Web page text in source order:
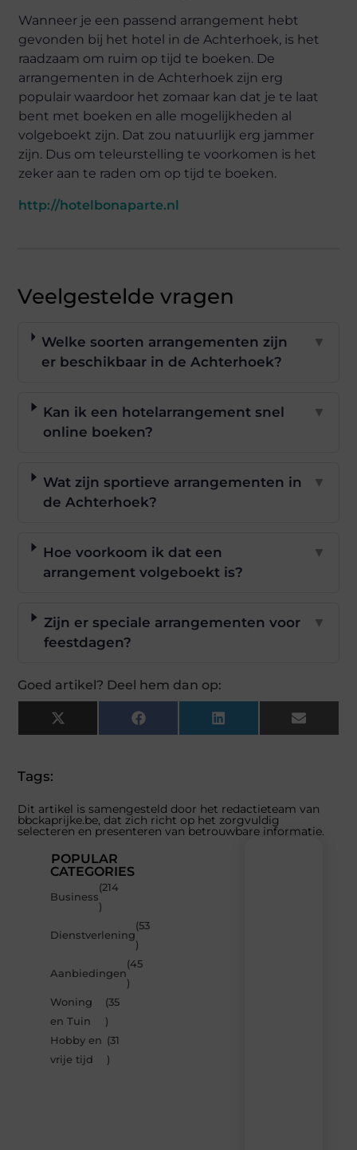
Wanneer je een passend arrangement hebt
gevonden bij het hotel in de Achterhoek, is het
raadzaam om ruim op tijd te boeken. De
arrangementen in de Achterhoek zijn erg
populair waardoor het zomaar kan dat je te laat
bent met boeken en alle mogelijkheden al
volgeboekt zijn. Dat zou natuurlijk erg jammer
zijn. Dus om teleurstelling te voorkomen is het
zeker aan te raden om op tijd te boeken.
http://hotelbonaparte.nl
Veelgestelde vragen
Welke soorten arrangementen zijn
er beschikbaar in de Achterhoek?
▼
Kan ik een hotelarrangement snel
online boeken?
▼
Wat zijn sportieve arrangementen in
de Achterhoek?
▼
Hoe voorkoom ik dat een
arrangement volgeboekt is?
▼
Zijn er speciale arrangementen voor
feestdagen?
▼
Goed artikel? Deel hem dan op:
X
(Twitter)
Facebook LinkedIn Email
Tags:
Dit artikel is samengesteld door het redactieteam van
bbckaprijke.be, dat zich richt op het zorgvuldig
selecteren en presenteren van betrouwbare informatie.
POPULAR
CATEGORIES
Business
(214
)
Dienstverlening
(53
)
Aanbiedingen
(45
)
Woning
en Tuin
(35
)
Hobby en
vrije tijd
(31
)